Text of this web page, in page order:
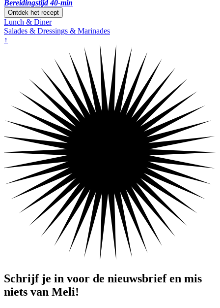
Bereidingstijd 40-min
Ontdek het recept
Lunch & Diner
Salades & Dressings & Marinades
↑
Schrijf je in voor de nieuwsbrief en mis
niets van Meli!